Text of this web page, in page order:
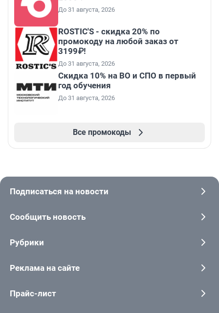
До 31 августа, 2026
ROSTIC'S - скидка 20% по
промокоду на любой заказ от
3199₽!
До 31 августа, 2026
Скидка 10% на ВО и СПО в первый
год обучения
До 31 августа, 2026
Все промокоды
Подписаться на новости
Сообщить новость
Рубрики
Реклама на сайте
Прайс-лист